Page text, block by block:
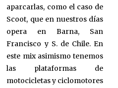
aparcarlas, como el caso de
Scoot, que en nuestros días
opera en Barna, San
Francisco y S. de Chile. En
este mix asimismo tenemos
las plataformas de
motocicletas y ciclomotores